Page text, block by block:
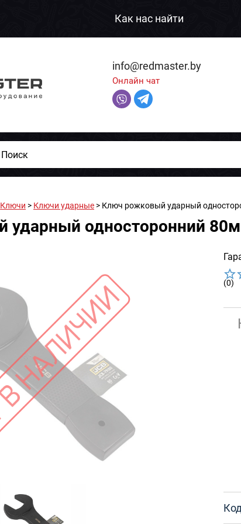
Как нас найти
info@redmaster.by
Онлайн чат
Ключи > Ключи ударные > Ключ рожковый ударный
односторонний
(0)